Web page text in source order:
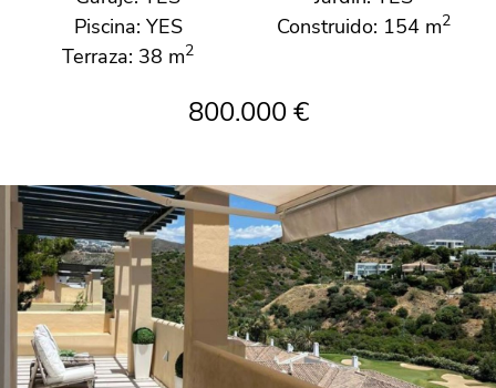
Piscina: YES
Construido: 154 m2
Terraza: 38 m2
800.000 €